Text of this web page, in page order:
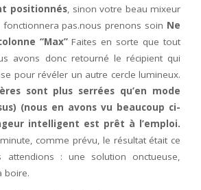
positionnés, sinon votre beau mixeur
pas.nous prenons soin Ne
“Max”Faites en sorte que tout
avons donc retourné le récipient qui
pour révéler un autre cercle lumineux.
sont plus serrées qu’en mode
(nous en avons vu beaucoup ci-
intelligent est prêt à l’emploi.
comme prévu, le résultat était ce
: une solution onctueuse,
boire.